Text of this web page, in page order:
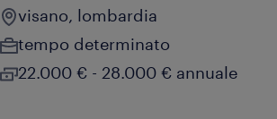
visano, lombardia
tempo determinato
22.000 € - 28.000 € annuale